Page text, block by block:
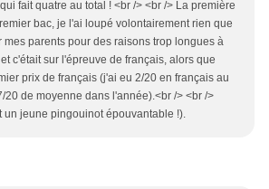
fait quatre au total ! <br /> <br /> La première
bac, je l'ai loupé volontairement rien que
mes parents pour des raisons trop longues à
c'était sur l'épreuve de français, alors que
prix de français (j'ai eu 2/20 en français au
20 de moyenne dans l'année).<br /> <br />
un jeune pingouinot épouvantable !).